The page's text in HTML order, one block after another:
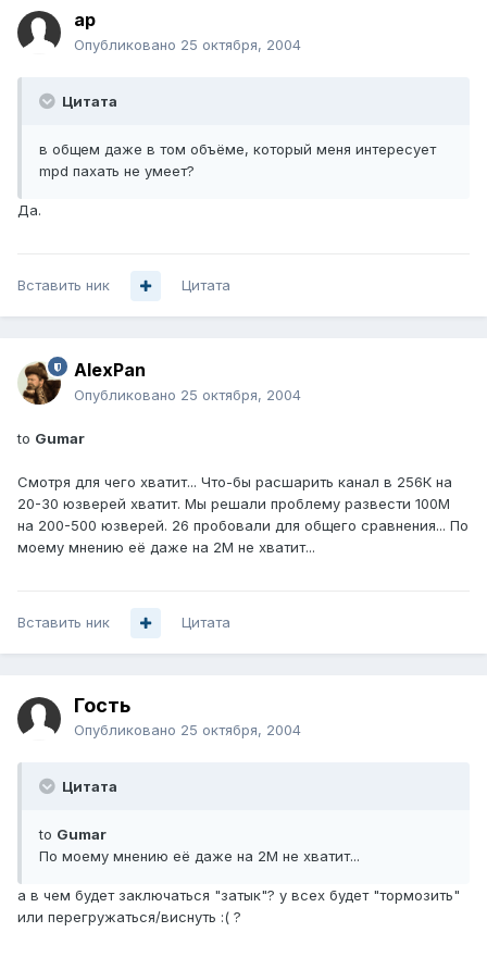
ap
Опубликовано 25 октября, 2004
Цитата
в общем даже в том объёме, который меня интересует
mpd пахать не умеет?
Да.
Вставить ник Цитата
AlexPan
Опубликовано 25 октября, 2004
to Gumar
Смотря для чего хватит... Что-бы расшарить канал в 256К на
20-30 юзверей хватит. Мы решали проблему развести 100М
на 200-500 юзверей. 26 пробовали для общего сравнения... По
моему мнению её даже на 2М не хватит...
Вставить ник Цитата
Гость
Опубликовано 25 октября, 2004
Цитата
to Gumar
По моему мнению её даже на 2М не хватит...
а в чем будет заключаться "затык"? у всех будет "тормозить"
или перегружаться/виснуть :( ?